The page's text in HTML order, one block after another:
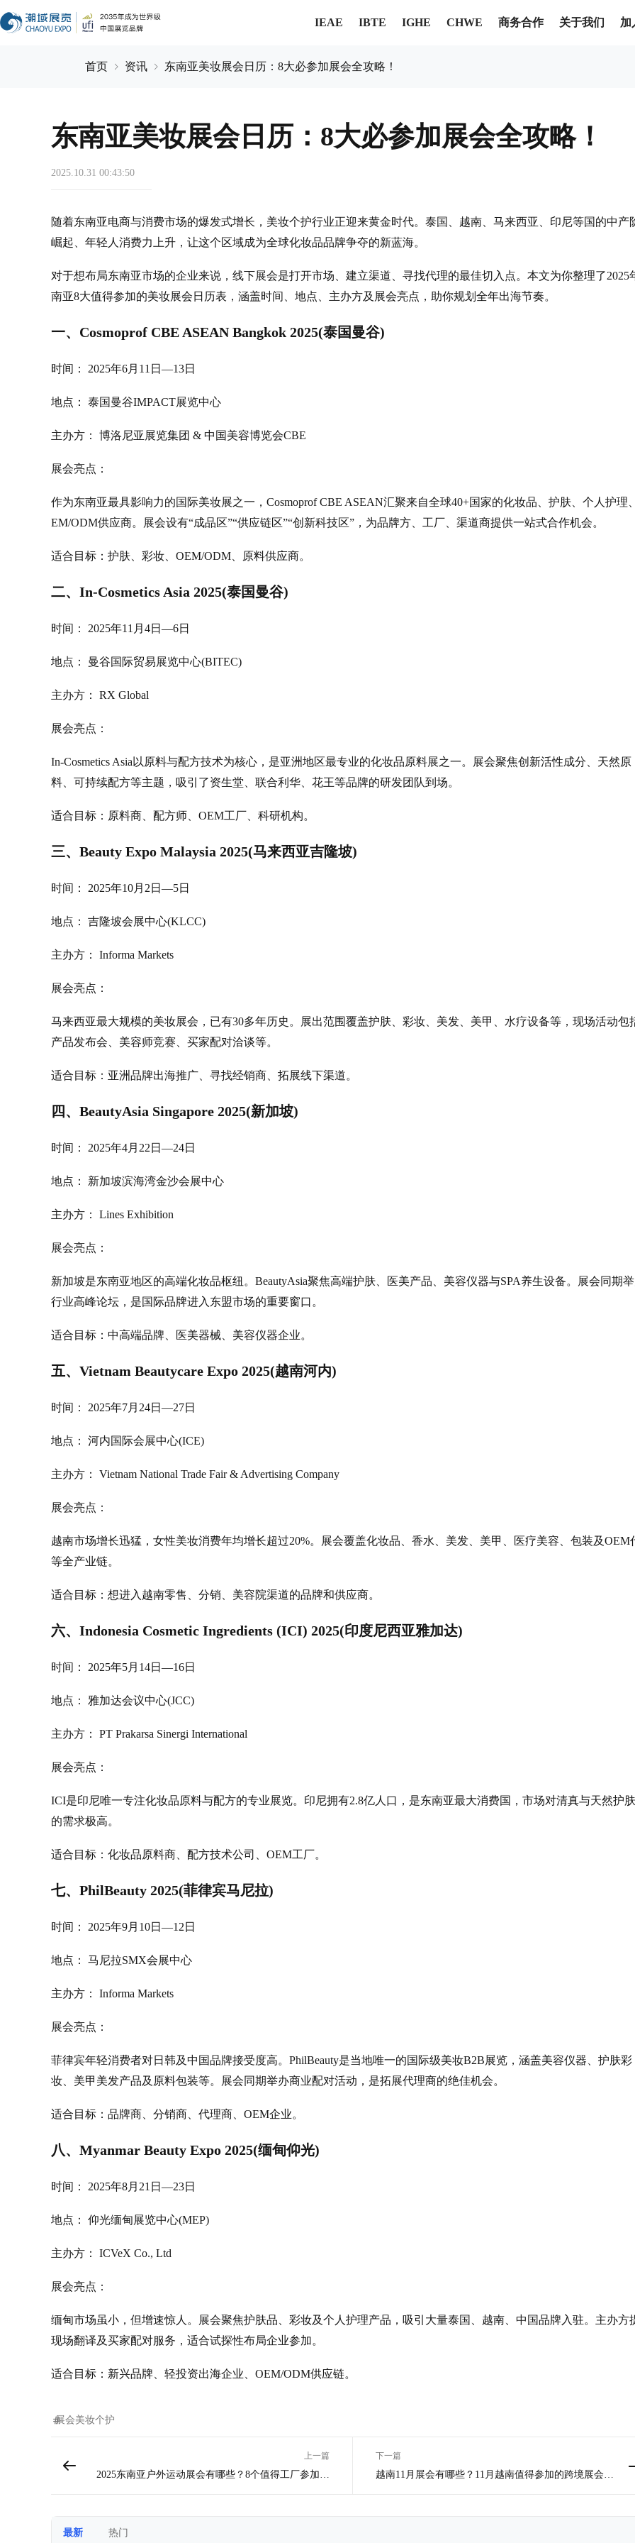
IEAE IBTE IGHE CHWE 商务合作 关于我们 加
首页 资讯 东南亚美妆展会日历：8大必参加展会全攻略！
东南亚美妆展会日历：8大必参加展会全攻略！
2025.10.31 00:43:50
随着东南亚电商与消费市场的爆发式增长，美妆个护行业正迎来黄金时代。泰国、越南、马来西亚、印尼等国的中产
崛起、年轻人消费力上升，让这个区域成为全球化妆品品牌争夺的新蓝海。
对于想布局东南亚市场的企业来说，线下展会是打开市场、建立渠道、寻找代理的最佳切入点。本文为你整理了2025
南亚8大值得参加的美妆展会日历表，涵盖时间、地点、主办方及展会亮点，助你规划全年出海节奏。
一、Cosmoprof CBE ASEAN Bangkok 2025(泰国曼谷)
时间： 2025年6月11日—13日
地点： 泰国曼谷IMPACT展览中心
主办方： 博洛尼亚展览集团 & 中国美容博览会CBE
展会亮点：
作为东南亚最具影响力的国际美妆展之一，Cosmoprof CBE ASEAN汇聚来自全球40+国家的化妆品、护肤、个人护理
EM/ODM供应商。展会设有“成品区”“供应链区”“创新科技区”，为品牌方、工厂、渠道商提供一站式合作机会。
适合目标：护肤、彩妆、OEM/ODM、原料供应商。
二、In-Cosmetics Asia 2025(泰国曼谷)
时间： 2025年11月4日—6日
地点： 曼谷国际贸易展览中心(BITEC)
主办方： RX Global
展会亮点：
In-Cosmetics Asia以原料与配方技术为核心，是亚洲地区最专业的化妆品原料展之一。展会聚焦创新活性成分、天然原
料、可持续配方等主题，吸引了资生堂、联合利华、花王等品牌的研发团队到场。
适合目标：原料商、配方师、OEM工厂、科研机构。
三、Beauty Expo Malaysia 2025(马来西亚吉隆坡)
时间： 2025年10月2日—5日
地点： 吉隆坡会展中心(KLCC)
主办方： Informa Markets
展会亮点：
马来西亚最大规模的美妆展会，已有30多年历史。展出范围覆盖护肤、彩妆、美发、美甲、水疗设备等，现场活动包
产品发布会、美容师竞赛、买家配对洽谈等。
适合目标：亚洲品牌出海推广、寻找经销商、拓展线下渠道。
四、BeautyAsia Singapore 2025(新加坡)
时间： 2025年4月22日—24日
地点： 新加坡滨海湾金沙会展中心
主办方： Lines Exhibition
展会亮点：
新加坡是东南亚地区的高端化妆品枢纽。BeautyAsia聚焦高端护肤、医美产品、美容仪器与SPA养生设备。展会同期
行业高峰论坛，是国际品牌进入东盟市场的重要窗口。
适合目标：中高端品牌、医美器械、美容仪器企业。
五、Vietnam Beautycare Expo 2025(越南河内)
时间： 2025年7月24日—27日
地点： 河内国际会展中心(ICE)
主办方： Vietnam National Trade Fair & Advertising Company
展会亮点：
越南市场增长迅猛，女性美妆消费年均增长超过20%。展会覆盖化妆品、香水、美发、美甲、医疗美容、包装及OEM
等全产业链。
适合目标：想进入越南零售、分销、美容院渠道的品牌和供应商。
六、Indonesia Cosmetic Ingredients (ICI) 2025(印度尼西亚雅加达)
时间： 2025年5月14日—16日
地点： 雅加达会议中心(JCC)
主办方： PT Prakarsa Sinergi International
展会亮点：
ICI是印尼唯一专注化妆品原料与配方的专业展览。印尼拥有2.8亿人口，是东南亚最大消费国，市场对清真与天然护
的需求极高。
适合目标：化妆品原料商、配方技术公司、OEM工厂。
七、PhilBeauty 2025(菲律宾马尼拉)
时间： 2025年9月10日—12日
地点： 马尼拉SMX会展中心
主办方： Informa Markets
展会亮点：
菲律宾年轻消费者对日韩及中国品牌接受度高。PhilBeauty是当地唯一的国际级美妆B2B展览，涵盖美容仪器、护肤彩
妆、美甲美发产品及原料包装等。展会同期举办商业配对活动，是拓展代理商的绝佳机会。
适合目标：品牌商、分销商、代理商、OEM企业。
八、Myanmar Beauty Expo 2025(缅甸仰光)
时间： 2025年8月21日—23日
地点： 仰光缅甸展览中心(MEP)
主办方： ICVeX Co., Ltd
展会亮点：
缅甸市场虽小，但增速惊人。展会聚焦护肤品、彩妆及个人护理产品，吸引大量泰国、越南、中国品牌入驻。主办方
现场翻译及买家配对服务，适合试探性布局企业参加。
适合目标：新兴品牌、轻投资出海企业、OEM/ODM供应链。
展会美妆个护
上一篇
2025东南亚户外运动展会有哪些？8个值得工厂参加的
下一篇
越南11月展会有哪些？11月越南值得参加的跨境展会推
最新 热门